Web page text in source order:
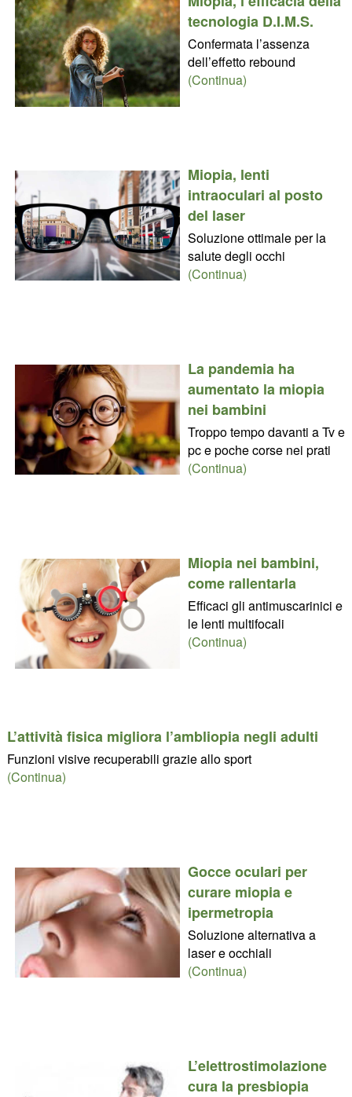
tecnologia D.I.M.S.
Confermata l’assenza
dell’effetto rebound
(Continua)
Miopia, lenti
intraoculari al posto
del laser
Soluzione ottimale per la
salute degli occhi
(Continua)
La pandemia ha
aumentato la miopia
nei bambini
Troppo tempo davanti a Tv e
pc e poche corse nei prati
(Continua)
Miopia nei bambini,
come rallentarla
Efficaci gli antimuscarinici e
le lenti multifocali
(Continua)
L’attività fisica migliora l’ambliopia negli adulti
Funzioni visive recuperabili grazie allo sport
(Continua)
Gocce oculari per
curare miopia e
ipermetropia
Soluzione alternativa a
laser e occhiali
(Continua)
L’elettrostimolazione
cura la presbiopia